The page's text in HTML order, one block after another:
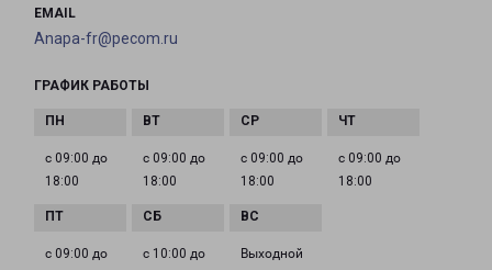
EMAIL
Anapa-fr@pecom.ru
ГРАФИК РАБОТЫ
с 09:00 до
18:00
с 09:00 до
18:00
с 09:00 до
18:00
с 09:00 до
18:00
с 09:00 до
с 10:00 до
Выходной